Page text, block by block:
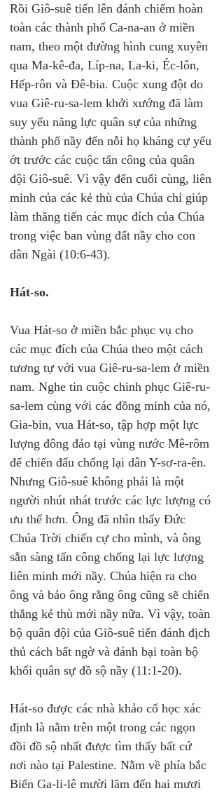
Rồi Giô-suê tiến lên đánh chiếm hoàn
toàn các thành phố Ca-na-an ở miền
nam, theo một đường hình cung xuyên
qua Ma-kê-đa, Líp-na, La-ki, Éc-lôn,
Hếp-rôn và Đê-bia. Cuộc xung đột do
vua Giê-ru-sa-lem khởi xướng đã làm
suy yếu năng lực quân sự của những
thành phố nầy đến nỗi họ kháng cự yếu
ớt trước các cuộc tấn công của quân
đội Giô-suê. Vì vậy đến cuối cùng, liên
minh của các kẻ thù của Chúa chỉ giúp
làm thăng tiến các mục đích của Chúa
trong việc ban vùng đất nầy cho con
dân Ngài (10:6-43).
Hát-so.
Vua Hát-so ở miền bắc phục vụ cho
các mục đích của Chúa theo một cách
tương tự với vua Giê-ru-sa-lem ở miền
nam. Nghe tin cuộc chinh phục Giê-ru-
sa-lem cùng với các đồng minh của nó,
Gia-bin, vua Hát-so, tập hợp một lực
lượng đông đảo tại vùng nước Mê-rôm
để chiến đấu chống lại dân Y-sơ-ra-ên.
Nhưng Giô-suê không phải là một
người nhút nhát trước các lực lượng có
ưu thế hơn. Ông đã nhìn thấy Đức
Chúa Trời chiến cự cho mình, và ông
sẵn sàng tấn công chống lại lực lượng
liên minh mới nầy. Chúa hiện ra cho
ông và bảo ông rằng ông cũng sẽ chiến
thắng kẻ thù mới nầy nữa. Vì vậy, toàn
bộ quân đội của Giô-suê tiến đánh địch
thủ cách bất ngờ và đánh bại toàn bộ
khối quân sự đồ sộ nầy (11:1-20).
Hát-so được các nhà khảo cổ học xác
định là nằm trên một trong các ngọn
đồi đồ sộ nhất được tìm thấy bất cứ
nơi nào tại Palestine. Nằm về phía bắc
Biển Ga-li-lê mười lăm đến hai mươi